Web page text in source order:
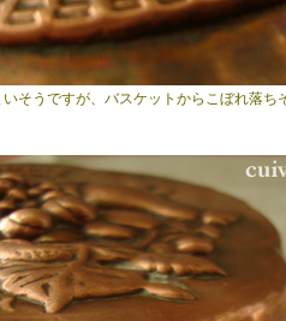
そうですが、バスケットからこぼれ落ち